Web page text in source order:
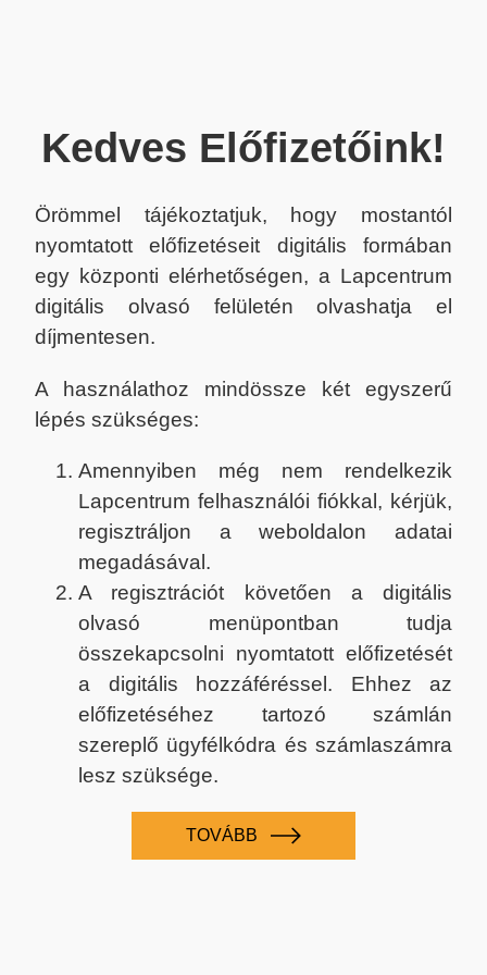
Kedves Előfizetőink!
Örömmel tájékoztatjuk, hogy mostantól
nyomtatott előfizetéseit digitális formában
egy központi elérhetőségen, a Lapcentrum
digitális olvasó felületén olvashatja el
díjmentesen.
A használathoz mindössze két egyszerű
lépés szükséges:
Amennyiben még nem rendelkezik
Lapcentrum felhasználói fiókkal, kérjük,
regisztráljon a weboldalon adatai
megadásával.
A regisztrációt követően a digitális
olvasó menüpontban tudja
összekapcsolni nyomtatott előfizetését
a digitális hozzáféréssel. Ehhez az
előfizetéséhez tartozó számlán
szereplő ügyfélkódra és számlaszámra
lesz szüksége.
TOVÁBB